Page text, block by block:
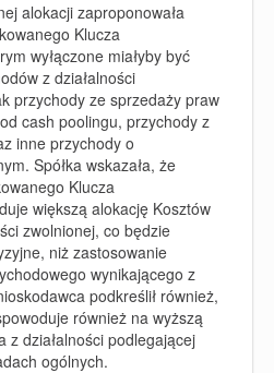
alokacji zaproponowała
Klucza
wyłączone miałyby być
z działalności
przychody ze sprzedaży praw
cash poolingu, przychody z
inne przychody o
Spółka wskazała, że
Klucza
większą alokację Kosztów
zwolnionej, co będzie
niż zastosowanie
wynikającego z
podkreślił również,
również na wyższą
z działalności podlegającej
ogólnych.